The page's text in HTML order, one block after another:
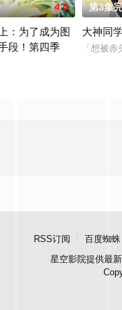
画化决定！
4.0
：为了成为图
段！第四季
第3集
大神同
「想被
RSS订阅 百度蜘蛛
星空影院提供最